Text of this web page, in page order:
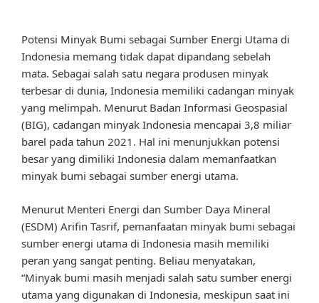
Potensi Minyak Bumi sebagai Sumber Energi Utama di
Indonesia memang tidak dapat dipandang sebelah
mata. Sebagai salah satu negara produsen minyak
terbesar di dunia, Indonesia memiliki cadangan minyak
yang melimpah. Menurut Badan Informasi Geospasial
(BIG), cadangan minyak Indonesia mencapai 3,8 miliar
barel pada tahun 2021. Hal ini menunjukkan potensi
besar yang dimiliki Indonesia dalam memanfaatkan
minyak bumi sebagai sumber energi utama.
Menurut Menteri Energi dan Sumber Daya Mineral
(ESDM) Arifin Tasrif, pemanfaatan minyak bumi sebagai
sumber energi utama di Indonesia masih memiliki
peran yang sangat penting. Beliau menyatakan,
“Minyak bumi masih menjadi salah satu sumber energi
utama yang digunakan di Indonesia, meskipun saat ini